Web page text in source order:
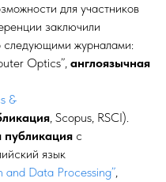
для участников
заключили
следующими журналами:
Optics”, англоязычная
&
, Scopus, RSCI).
публикация с
язык
Data Processing”,